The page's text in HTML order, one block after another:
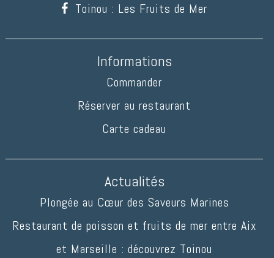
Toinou : Les Fruits de Mer
Informations
Commander
Réserver au restaurant
Carte cadeau
Actualités
Plongée au Cœur des Saveurs Marines
Restaurant de poisson et fruits de mer entre Aix
et Marseille : découvrez Toinou